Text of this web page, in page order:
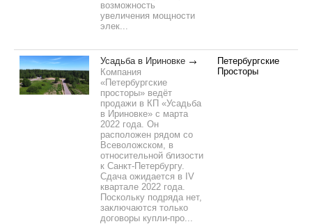
возможность
увеличения мощности
элек...
Усадьба в Ириновке
Компания
«Петербургские
просторы» ведёт
продажи в КП «Усадьба
в Ириновке» с марта
2022 года. Он
расположен рядом со
Всеволожском, в
относительной близости
к Санкт-Петербургу.
Сдача ожидается в IV
квартале 2022 года.
Поскольку подряда нет,
заключаются только
договоры купли-про...
Петербургские
Просторы